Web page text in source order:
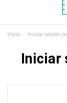
Inicio Iniciar sesión
Iniciar